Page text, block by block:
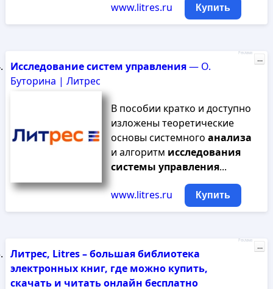
www.litres.ru Купить
Исследованиесистем управления— О.
Буторина | Литрес
В пособии кратко и доступно
изложены теоретические
основы системного анализа
и алгоритм исследования
системы управления...
www.litres.ru Купить
Реклама
...
Литрес, Litres – большая библиотека
электронных книг, где можно купить,
скачать и читать онлайн бесплатно
Реклама
...